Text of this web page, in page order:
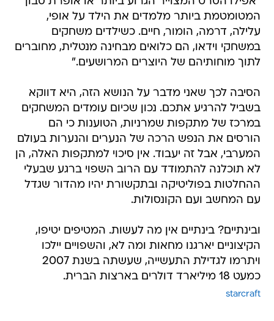
המטומטמת ביותר מלמדים את הילד על אופי,
עלילה, דרמה, הומור, חיים. כשילדים משחקים
במשחקי וידאו, הם כלואים מבחינה מנטלית, מחוברים
לתוך מוחותיהם של היוצרים המרושעים."
הסיבה לכך שאני מדבר על הנושא הזה, היא דווקא
בשביל להרגיע אתכם. נכון שכיום עומדים המשחקים
במרכז של מתקפות שמרניות, הטוענות כי הם
הורסים את הנפש הרכה של הנערים והנערות בעולם
המערבי, אבל זה יעבוד. אין סיכוי למתקפות האלה, הן
לא תוכלנה להתמודד עם הרוב השפוי ברגע שבעלי
ההחלטות בפוליטיקה ובתקשורת יהיו מהדור שגדל
עם המחשב ועם הקונסולות.
ובינתיים? בינתיים אין מה לעשות. המטיפים יטיפו,
הקיצוניים יארגנו מחאות ומה לא, והשפויים יילכו
ויתרמו לגדילת התעשייה, שעשתה בשנת 2007
כמעט 18 מיליארד דולרים בארצות הברית.
starcraft